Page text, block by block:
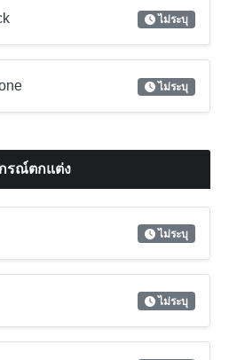
ไม่ระบุ
ไม่ระบุ
กรณ์ตกแต่ง
ไม่ระบุ
ไม่ระบุ